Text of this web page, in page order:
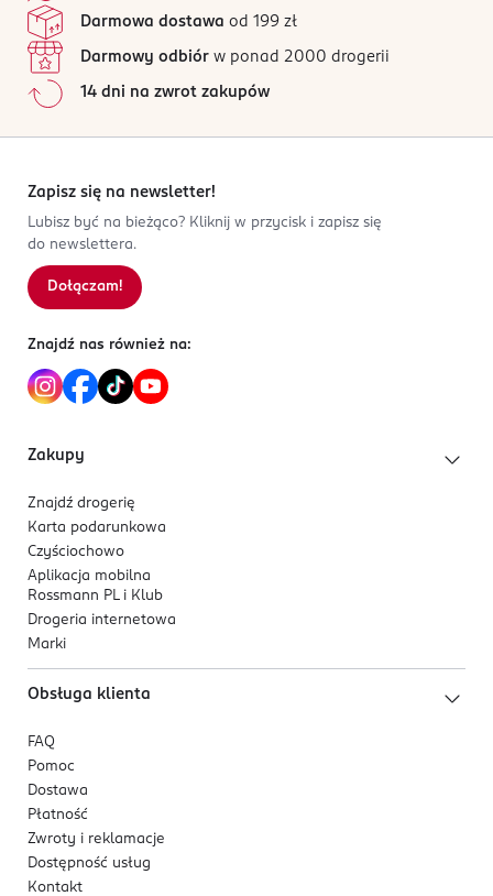
Darmowa dostawa od 199 zł
Darmowy odbiór w ponad 2000 drogerii
14 dni na zwrot zakupów
Zapisz się na newsletter!
Lubisz być na bieżąco? Kliknij w przycisk i zapisz się
do newslettera.
Dołączam!
Znajdź nas również na:
Zakupy
Znajdź drogerię
Karta podarunkowa
Czyściochowo
Aplikacja mobilna
Rossmann PL i Klub
Drogeria internetowa
Marki
Obsługa klienta
FAQ
Pomoc
Dostawa
Płatność
Zwroty i reklamacje
Dostępność usług
Kontakt